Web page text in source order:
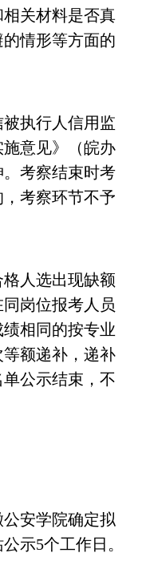
关材料是否真
情形等方面的
执行人信用监
意见》（皖办
。考察结束时考
考察环节不予
人选出现缺额
岗位报考人员
相同的按专业
额递补，递补
公示结束，不
安学院确定拟
示5个工作日。